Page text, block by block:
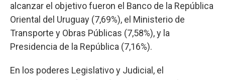
alcanzar el objetivo fueron el Banco de la República
Oriental del Uruguay (7,69%), el Ministerio de
Transporte y Obras Públicas (7,58%), y la
Presidencia de la República (7,16%).
En los poderes Legislativo y Judicial, el